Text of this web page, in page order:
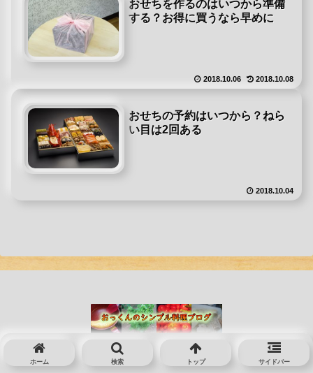
おせちを作るのはいつから準備
する？お得に買うなら早めに
2018.10.06 2018.10.08
おせちの予約はいつから？ねら
い目は2回ある
2018.10.04
© 2016 おっくんのシンプル料理のコツブログ.
ホーム 検索 トップ サイドバー